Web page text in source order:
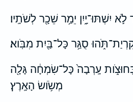
לֹ֣א יִשְׁתּוּ־יָ֑יִן יֵמַ֥ר שֵׁכָ֖ר לְשֹׁתָֽיו׃
סֻגַּ֥ר כָּל־בַּ֖יִת מִבֹּֽוא׃
בַּֽחוּצֹ֑ות עָֽרְבָה֙ כָּל־שִׂמְחָ֔ה גָּלָ֖ה
מְשֹׂ֥ושׂ הָאָֽרֶץ׃